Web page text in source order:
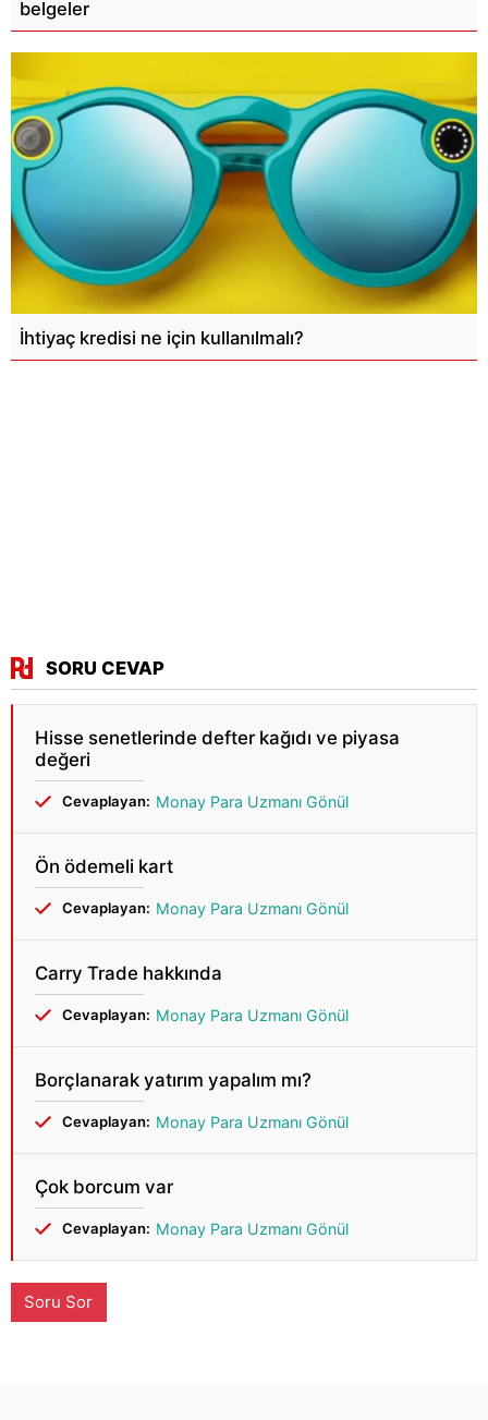
belgeler
İhtiyaç kredisi ne için kullanılmalı?
SORU CEVAP
Hisse senetlerinde defter kağıdı ve piyasa
değeri
Cevaplayan: Monay Para Uzmanı Gönül
Ön ödemeli kart
Cevaplayan: Monay Para Uzmanı Gönül
Carry Trade hakkında
Cevaplayan: Monay Para Uzmanı Gönül
Borçlanarak yatırım yapalım mı?
Cevaplayan: Monay Para Uzmanı Gönül
Çok borcum var
Cevaplayan: Monay Para Uzmanı Gönül
Soru Sor